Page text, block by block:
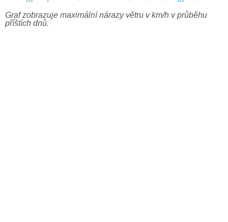
Graf zobrazuje maximální nárazy větru v km/h v průběhu
příštích dnů.